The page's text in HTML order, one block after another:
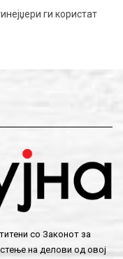
ги користат
со Законот за
на делови од овој